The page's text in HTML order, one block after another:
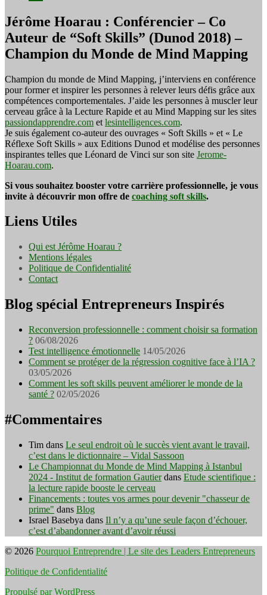
Jérôme Hoarau : Conférencier – Co
Auteur de “Soft Skills” (Dunod 2018) –
Champion du Monde de Mind Mapping
Champion du monde de Mind Mapping, j’interviens en conférence
pour former et inspirer les personnes à relever leurs défis grâce aux
compétences comportementales. J’aide les personnes à muscler leur
cerveau grâce à la Lecture Rapide et au Mind Mapping sur les sites
passiondapprendre.com et lesintelligences.com.
Je suis également co-auteur des ouvrages « Soft Skills » et « Le
Réflexe Soft Skills » aux Editions Dunod et modélise des personnes
inspirantes telles que Léonard de Vinci sur son site Jerome-
Hoarau.com.
Si vous souhaitez booster votre carrière professionnelle, je vous
invite à découvrir mon offre de coaching soft skills.
Liens Utiles
Qui est Jérôme Hoarau ?
Mentions légales
Politique de Confidentialité
Contact
Blog spécial Entrepreneurs Inspirés
Reconversion professionnelle : comment choisir sa formation
? 06/08/2026
Test intelligence émotionnelle 14/05/2026
Comment se protéger de la régression cognitive face à l’IA ?
03/05/2026
Comment les soft skills peuvent améliorer le monde de la
santé ? 02/05/2026
#Commentaires
Tim dans Le seul endroit où le succès vient avant le travail,
c’est dans le dictionnaire – Vidal Sassoon
Le Championnat du Monde de Mind Mapping à Istanbul
2024 - Institut de formation Gautierdans Etude scientifique :
la lecture rapide booste le cerveau
Financements : toutes vos armes pour devenir "chasseur de
prime" dans Blog
Israel Basebya dans Il n’y a qu’une seule façon d’échouer,
c’est d’abandonner avant d’avoir réussi
© 2026 Pourquoi Entreprendre | Le site des Leaders Entrepreneurs
Politique de Confidentialité
Propulsé par WordPress